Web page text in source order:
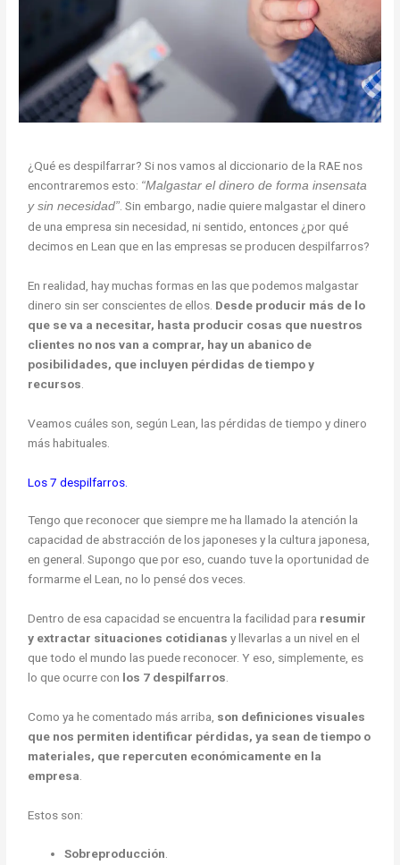
¿Qué es despilfarrar? Si nos vamos al diccionario de la RAE nos
encontraremos esto: “Malgastar el dinero de forma insensata
y sin necesidad”. Sin embargo, nadie quiere malgastar el dinero
de una empresa sin necesidad, ni sentido, entonces ¿por qué
decimos en Lean que en las empresas se producen despilfarros?
En realidad, hay muchas formas en las que podemos malgastar
dinero sin ser conscientes de ellos. Desde producir más de lo
que se va a necesitar, hasta producir cosas que nuestros
clientes no nos van a comprar, hay un abanico de
posibilidades, que incluyen pérdidas de tiempo y
recursos.
Veamos cuáles son, según Lean, las pérdidas de tiempo y dinero
más habituales.
Los 7 despilfarros.
Tengo que reconocer que siempre me ha llamado la atención la
capacidad de abstracción de los japoneses y la cultura japonesa,
en general. Supongo que por eso, cuando tuve la oportunidad de
formarme el Lean, no lo pensé dos veces.
Dentro de esa capacidad se encuentra la facilidad para resumir
y extractar situaciones cotidianas y llevarlas a un nivel en el
que todo el mundo las puede reconocer. Y eso, simplemente, es
lo que ocurre con los 7 despilfarros
Como ya he comentado más arriba, son definiciones visuales
que nos permiten identificar pérdidas, ya sean de tiempo o
materiales, que repercuten económicamente en la
empresa
Estos son:
Sobreproducción.